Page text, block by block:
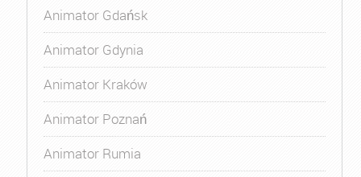
Animator Gdańsk
Animator Gdynia
Animator Kraków
Animator Poznań
Animator Rumia